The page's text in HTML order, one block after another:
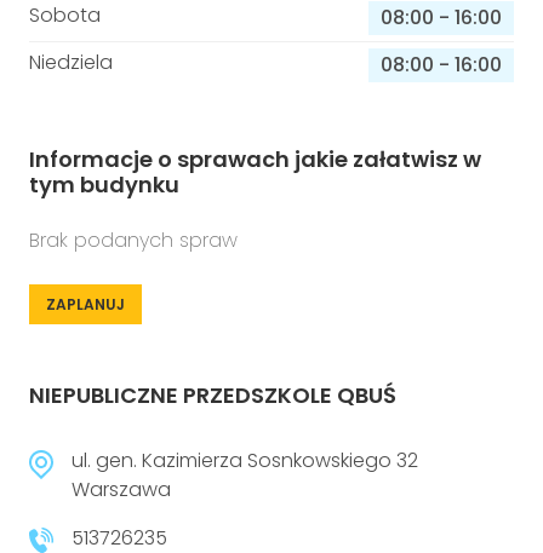
Sobota
08:00 - 16:00
Niedziela
08:00 - 16:00
Informacje o sprawach jakie załatwisz w
tym budynku
Brak podanych spraw
ZAPLANUJ
NIEPUBLICZNE PRZEDSZKOLE QBUŚ
ul. gen. Kazimierza Sosnkowskiego 32
Warszawa
513726235